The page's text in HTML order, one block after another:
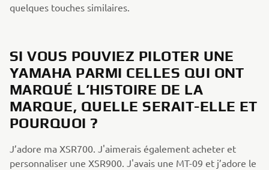
quelques touches similaires.​
SI VOUS POUVIEZ PILOTER UNE
YAMAHA PARMI CELLES QUI ONT
MARQUÉ L’HISTOIRE DE LA
MARQUE, QUELLE SERAIT-ELLE ET
POURQUOI ?​
J’adore ma XSR700. J'aimerais également acheter et
personnaliser une XSR900. J'avais une MT-09 et j’adore le